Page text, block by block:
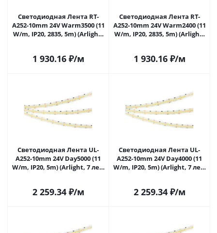
Светодиодная Лента RT-
A252-10mm 24V Warm3500 (11
W/m, IP20, 2835, 5m) (Arlight,
1 930.16₽/м
Светодиодная Лента RT-
A252-10mm 24V Warm2400 (11
W/m, IP20, 2835, 5m) (Arlight,
1 930.16₽/м
Светодиодная Лента UL-
A252-10mm 24V Day5000 (11
W/m, IP20, 5m) (Arlight, 7 лет)
2 259.34₽/м
Светодиодная Лента UL-
A252-10mm 24V Day4000 (11
W/m, IP20, 5m) (Arlight, 7 лет)
2 259.34₽/м